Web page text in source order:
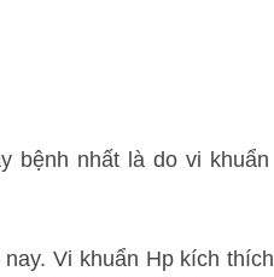
bệnh nhất là do vi khuẩn
nay. Vi khuẩn Hp kích